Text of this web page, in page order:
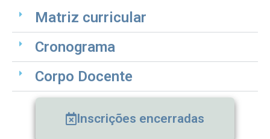
Matriz curricular
Cronograma
Corpo Docente
Inscrições encerradas